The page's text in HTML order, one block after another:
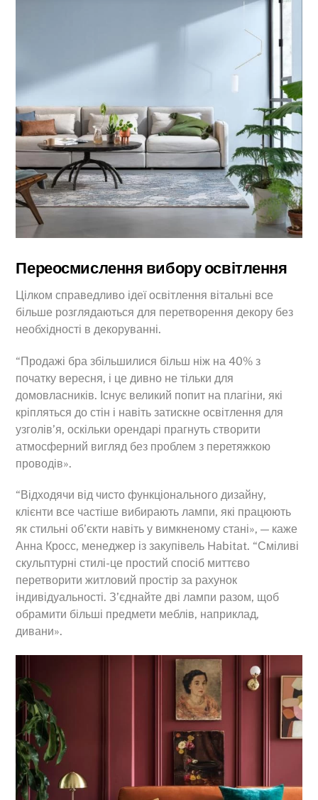
Переосмислення вибору освітлення
Цілком справедливо ідеї освітлення вітальні все
більше розглядаються для перетворення декору без
необхідності в декоруванні.
“Продажі бра збільшилися більш ніж на 40% з
початку вересня, і це дивно не тільки для
домовласників. Існує великий попит на плагіни, які
кріпляться до стін і навіть затискне освітлення для
узголів’я, оскільки орендарі прагнуть створити
атмосферний вигляд без проблем з перетяжкою
проводів».
“Відходячи від чисто функціонального дизайну,
клієнти все частіше вибирають лампи, які працюють
як стильні об’єкти навіть у вимкненому стані», — каже
Анна Кросс, менеджер із закупівель Habitat. “Сміливі
скульптурні стилі-це простий спосіб миттєво
перетворити житловий простір за рахунок
індивідуальності. З’єднайте дві лампи разом, щоб
обрамити більші предмети меблів, наприклад,
дивани».